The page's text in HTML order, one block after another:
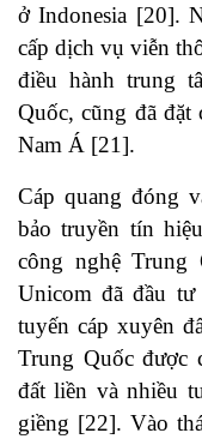
ở Indonesia [20].
cấp dịch vụ viễn
điều hành trung
Quốc, cũng đã
Nam Á [21].
Cáp quang đóng
bảo truyền tín
công nghệ
Unicom đã đầu
tuyến cáp xuyên
Trung Quốc được
đất liền và nhiều
giềng [22]. Vào